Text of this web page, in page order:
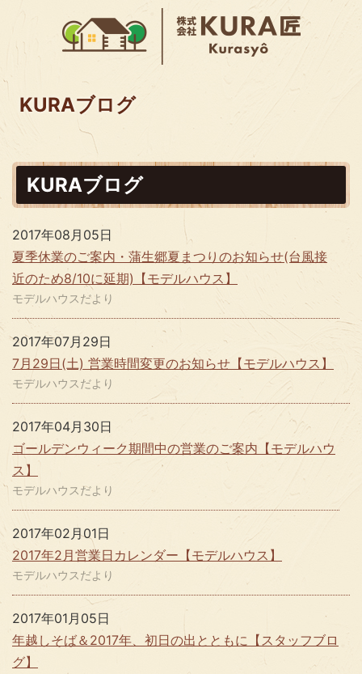
KURAブログ
KURAブログ
夏季休業のご案内・蒲生郷夏まつりのお知らせ(台風接
近のため8/10に延期)【モデルハウス】
2017年08月05日
モデルハウスだより
7月29日(土) 営業時間変更のお知らせ【モデルハウス】
2017年07月29日
モデルハウスだより
ゴールデンウィーク期間中の営業のご案内【モデルハウ
ス】
2017年04月30日
モデルハウスだより
2017年2月営業日カレンダー【モデルハウス】
2017年02月01日
モデルハウスだより
年越しそば＆2017年、初日の出とともに【スタッフブロ
グ】
2017年01月05日